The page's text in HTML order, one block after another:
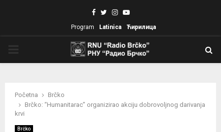
Facebook
TwitterInstagram
Youtube
Program Latinica Ћирилица
Početna
Brčko
Brčko: “Humanitarac” organizirao akciju dobrovoljnog darivanja
krvi
Brčko